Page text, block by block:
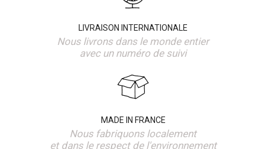
LIVRAISON INTERNATIONALE
Nous livrons dans le monde entier
avec un numéro de suivi
MADE IN FRANCE
Nous fabriquons localement
et dans le respect de l'environnement